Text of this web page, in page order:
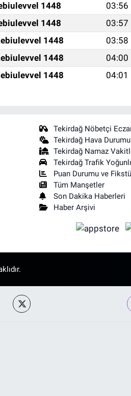
1448 03:56
1448 03:57
1448 03:58
1448 04:00
1448 04:01
Tekirdağ Nöbetçi
Tekirdağ Hava Durumu
Tekirdağ Namaz
Tekirdağ Trafik
Puan Durumu ve
Tüm Manşetler
Son Dakika Haberleri
Haber Arşivi